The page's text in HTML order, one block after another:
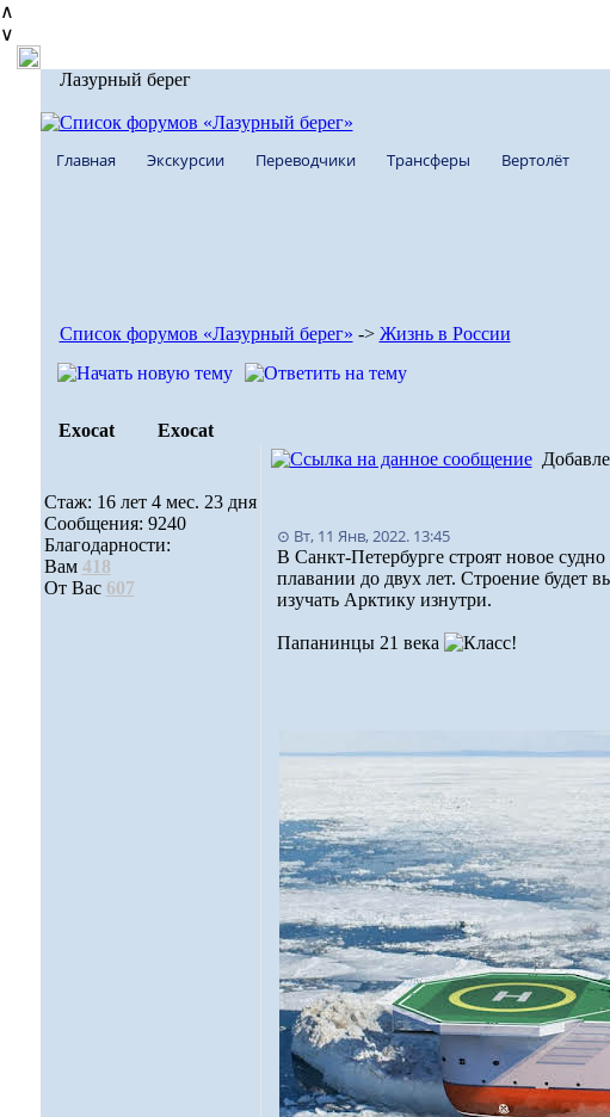
∧
∨
Лазурный берег
Главная Экскурсии Переводчики Трансферы Вертолёт
Список форумов «Лазурный берег» -> Жизнь в России
Exocat Exocat
Стаж: 16 лет 4 мес. 23 дня
Сообщения: 9240
Благодарности:
Вам 418
От Вас 607
⊙ Вт, 11 Янв, 2022. 13:45
В Санкт-Петербурге строят новое
плавании до двух лет. Строение будет
изучать Арктику изнутри.
Папанинцы 21 века